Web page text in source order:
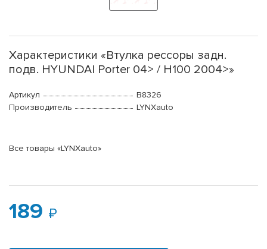
Характеристики «Втулка рессоры задн.
подв. HYUNDAI Porter 04> / H100 2004>»
Артикул
B8326
Производитель
LYNXauto
Все товары «LYNXauto»
189